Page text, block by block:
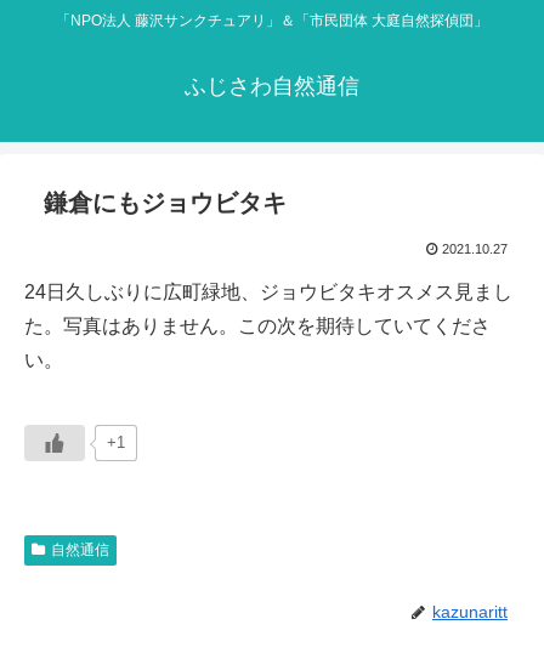
「NPO法人 藤沢サンクチュアリ」＆「市民団体 大庭自然探偵団」
ふじさわ自然通信
鎌倉にもジョウビタキ
2021.10.27
24日久しぶりに広町緑地、ジョウビタキオスメス見まし
た。写真はありません。この次を期待していてくださ
い。
+1
自然通信
kazunaritt